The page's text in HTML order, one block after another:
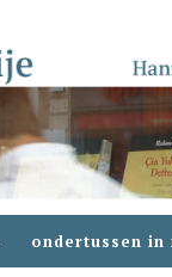
ondertussen in